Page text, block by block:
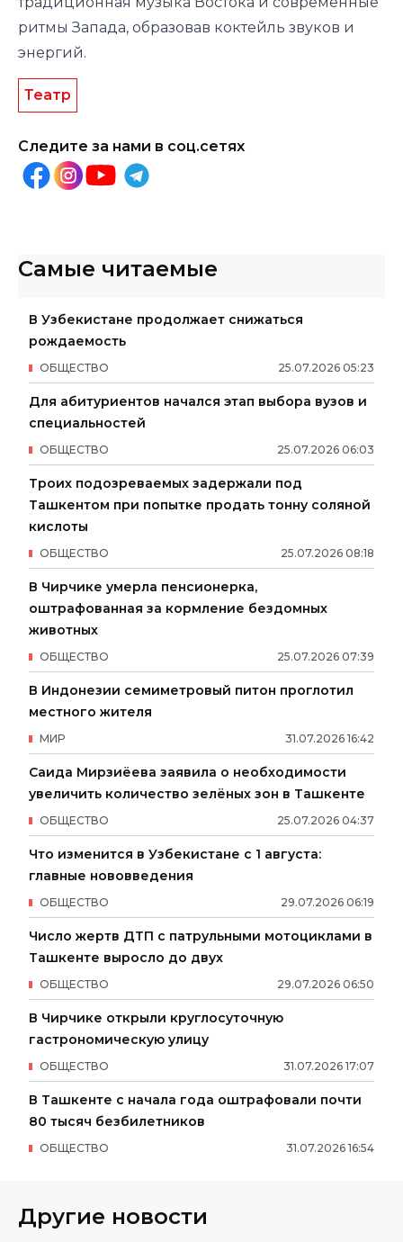
ритмы Запада, образовав коктейль звуков и
энергий.
Театр
Следите за нами в соц.сетях
Самые читаемые
В Узбекистане продолжает снижаться
рождаемость
25.07.2026 05:23
ОБЩЕСТВО
Для абитуриентов начался этап выбора вузов и
специальностей
25.07.2026 06:03
ОБЩЕСТВО
Троих подозреваемых задержали под
Ташкентом при попытке продать тонну соляной
кислоты
25.07.2026 08:18
ОБЩЕСТВО
В Чирчике умерла пенсионерка,
оштрафованная за кормление бездомных
животных
25.07.2026 07:39
ОБЩЕСТВО
В Индонезии семиметровый питон проглотил
местного жителя
31.07.2026 16:42
МИР
Саида Мирзиёева заявила о необходимости
увеличить количество зелёных зон в Ташкенте
25.07.2026 04:37
ОБЩЕСТВО
Что изменится в Узбекистане с 1 августа:
главные нововведения
29.07.2026 06:19
ОБЩЕСТВО
Число жертв ДТП с патрульными мотоциклами в
Ташкенте выросло до двух
29.07.2026 06:50
ОБЩЕСТВО
В Чирчике открыли круглосуточную
гастрономическую улицу
31.07.2026 17:07
ОБЩЕСТВО
В Ташкенте с начала года оштрафовали почти
80 тысяч безбилетников
31.07.2026 16:54
ОБЩЕСТВО
Другие новости